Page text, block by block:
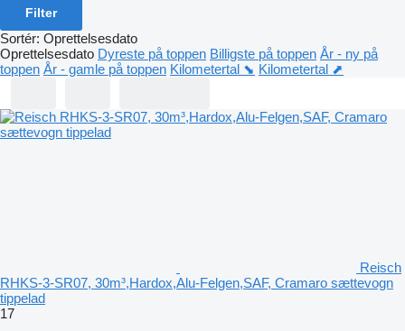
Filter
Sortér: Oprettelsesdato
Oprettelsesdato Dyreste på toppen Billigste på toppen År - ny på
toppen År - gamle på toppen Kilometertal ⬊ Kilometertal ⬈
Reisch
RHKS-3-SR07, 30m³,Hardox,Alu-Felgen,SAF, Cramaro sættevogn
tippelad
17